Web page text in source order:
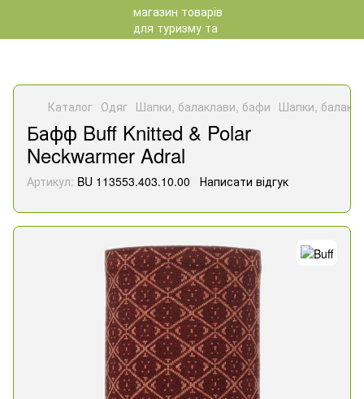
Каталог Одяг Шапки, балаклави, бафи Шапки,
Бафф Buff Knitted & Polar
Neckwarmer Adral
Артикул: BU 113553.403.10.00 Написати відгук